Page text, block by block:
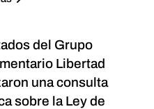
del Grupo
Libertad
una consulta
sobre la Ley de